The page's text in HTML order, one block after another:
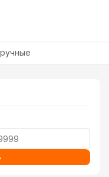
товаров